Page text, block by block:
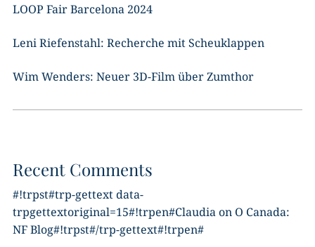
LOOP Fair Barcelona 2024
Leni Riefenstahl: Recherche mit Scheuklappen
Wim Wenders: Neuer 3D-Film über Zumthor
Recent Comments
#!trpst#trp-gettext data-
trpgettextoriginal=15#!trpen#Claudiaon O Canada:
NF Blog#!trpst#/trp-gettext#!trpen#